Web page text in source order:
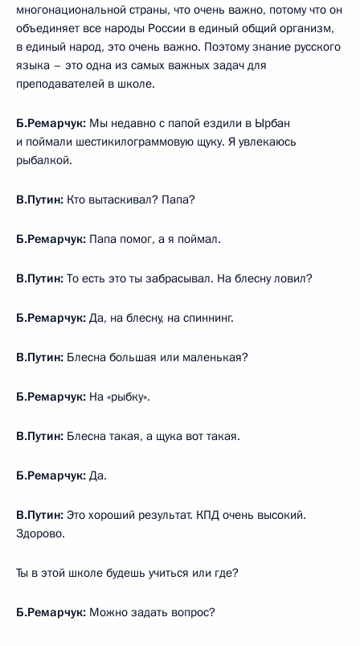
многонациональной страны, что очень важно, потому что он
объединяет все народы России в единый общий организм,
в единый народ, это очень важно. Поэтому знание русского
языка – это одна из самых важных задач для
преподавателей в школе.
Б.Ремарчук: Мы недавно с папой ездили в Ырбан
и поймали шестикилограммовую щуку. Я увлекаюсь
рыбалкой.
В.Путин: Кто вытаскивал? Папа?
Б.Ремарчук: Папа помог, а я поймал.
В.Путин: То есть это ты забрасывал. На блесну ловил?
Б.Ремарчук: Да, на блесну, на спиннинг.
В.Путин: Блесна большая или маленькая?
Б.Ремарчук: На «рыбку».
В.Путин: Блесна такая, а щука вот такая.
Б.Ремарчук: Да.
В.Путин: Это хороший результат. КПД очень высокий.
Здорово.
Ты в этой школе будешь учиться или где?
Б.Ремарчук: Можно задать вопрос?